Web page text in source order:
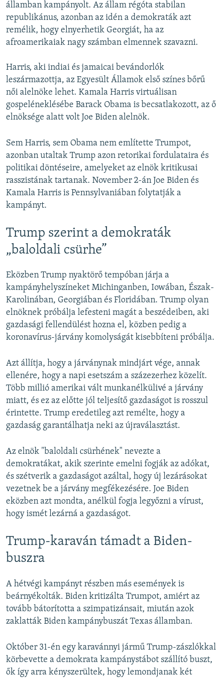
államban kampányolt. Az állam régóta stabilan
republikánus, azonban az idén a demokraták azt
remélik, hogy elnyerhetik Georgiát, ha az
afroamerikaiak nagy számban elmennek szavazni.
Harris, aki indiai és jamaicai bevándorlók
leszármazottja, az Egyesült Államok első színes bőrű
női alelnöke lehet. Kamala Harris virtuálisan
gospeléneklésébe Barack Obama is becsatlakozott, az ő
elnöksége alatt volt Joe Biden alelnök.
Sem Harris, sem Obama nem említette Trumpot,
azonban utaltak Trump azon retorikai fordulataira és
politikai döntéseire, amelyeket az elnök kritikusai
rasszistának tartanak. November 2-án Joe Biden és
Kamala Harris is Pennsylvaniában folytatják a
kampányt.
Trump szerint a demokraták
„baloldali csürhe”
Eközben Trump nyaktörő tempóban járja a
kampányhelyszíneket Michinganben, Iowában, Észak-
Karolinában, Georgiában és Floridában. Trump olyan
elnöknek próbálja lefesteni magát a beszédeiben, aki
gazdasági fellendülést hozna el, közben pedig a
koronavírus-járvány komolyságát kisebbíteni próbálja.
Azt állítja, hogy a járványnak mindjárt vége, annak
ellenére, hogy a napi esetszám a százezerhez közelít.
Több millió amerikai vált munkanélkülivé a járvány
miatt, és ez az előtte jól teljesítő gazdaságot is rosszul
érintette. Trump eredetileg azt remélte, hogy a
gazdaság garantálhatja neki az újraválasztást.
Az elnök "baloldali csürhének" nevezte a
demokratákat, akik szerinte emelni fogják az adókat,
és szétverik a gazdaságot azáltal, hogy új lezárásokat
vezetnek be a járvány megfékezésére. Joe Biden
eközben azt mondta, anélkül fogja legyőzni a vírust,
hogy ismét lezárná a gazdaságot.
Trump-karaván támadt a Biden-
buszra
A hétvégi kampányt részben más események is
beárnyékolták. Biden kritizálta Trumpot, amiért az
tovább bátorította a szimpatizánsait, miután azok
zaklatták Biden kampánybuszát Texas államban.
Október 31-én egy karavánnyi jármű Trump-zászlókkal
körbevette a demokrata kampánystábot szállító buszt,
ők így arra kényszerültek, hogy lemondjanak két